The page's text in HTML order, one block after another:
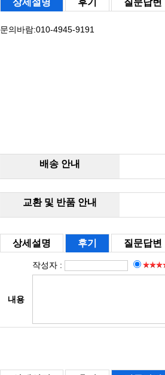
상세설명 후기 질문답변
문의바람:010-4945-9191
배송 안내
교환 및 반품 안내
상세설명 후기 질문답변